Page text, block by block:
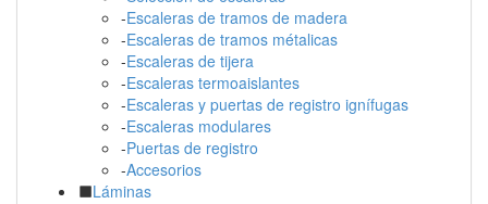
-Escaleras de tramos de madera
-Escaleras de tramos métalicas
-Escaleras de tijera
-Escaleras termoaislantes
-Escaleras y puertas de registro ignífugas
-Escaleras modulares
-Puertas de registro
-Accesorios
Láminas